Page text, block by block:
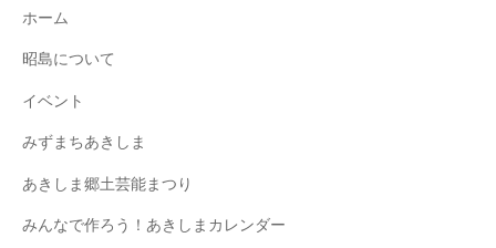
ホーム
昭島について
イベント
みずまちあきしま
あきしま郷土芸能まつり
みんなで作ろう！あきしまカレンダー